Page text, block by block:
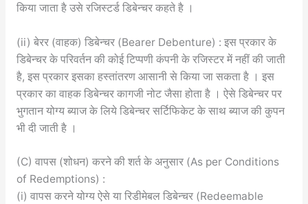
किया जाता है उसे रजिस्टर्ड डिबेन्चर कहते है ।
(ii) बेरर (वाहक) डिबेन्चर (Bearer Debenture) : इस प्रकार के
डिबेन्चर के परिवर्तन की कोई टिप्पणी कंपनी के रजिस्टर में नहीं की जाती
है, इस प्रकार इसका हस्तांतरण आसानी से किया जा सकता है । इस
प्रकार का वाहक डिबेन्चर कागजी नोट जैसा होता है । ऐसे डिबेन्चर पर
भुगतान योग्य ब्याज के लिये डिबेन्चर सर्टिफिकेट के साथ ब्याज की कुपन
भी दी जाती है ।
(C) वापस (शोधन) करने की शर्त के अनुसार (As per Conditions
of Redemptions) :
(i) वापस करने योग्य ऐसे या रिडीमेबल डिबेन्चर (Redeemable